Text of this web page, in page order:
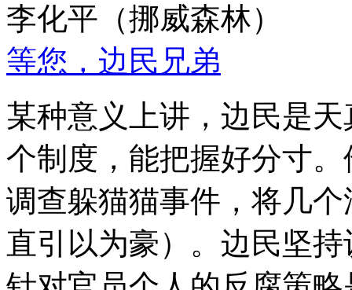
李化平（挪威森林）
等您，边民兄弟
某种意义上讲，边民是
个制度，能把握好分寸
调查躲猫猫事件，将几
直引以为豪）。边民坚